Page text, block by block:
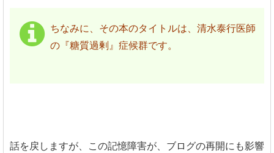
ちなみに、その本のタイトルは、清水泰行医師
の『糖質過剰』症候群です。
話を戻しますが、この記憶障害が、ブログの再開にも影響